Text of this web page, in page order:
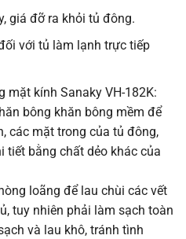
giá đỡ ra khỏi tủ đông.
với tủ làm lạnh trực tiếp
mặt kính Sanaky VH-182K:
bông khăn bông mềm để
các mặt trong của tủ đông,
tiết bằng chất dẻo khác của
loãng để lau chùi các vết
tuy nhiên phải làm sạch toàn
và lau khô, tránh tình